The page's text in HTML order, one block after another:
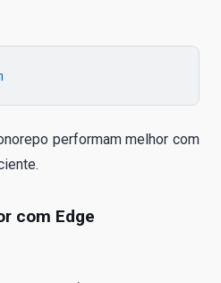
performam melhor com
com Edge